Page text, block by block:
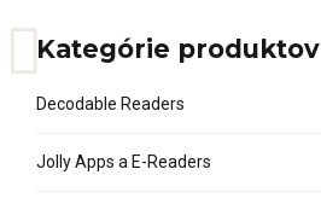
Kategórie produktov
Decodable Readers
Jolly Apps a E-Readers